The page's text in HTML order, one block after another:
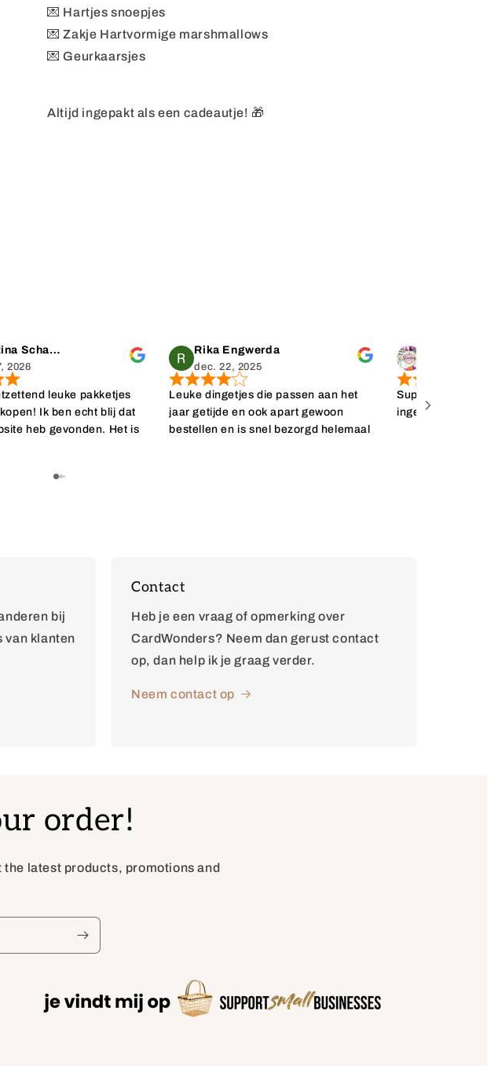
💌 Hartjes snoepjes
💌 Zakje Hartvormige marshmallows
💌 Geurkaarsjes
Altijd ingepakt als een cadeautje! 🎁
Christina Schaap
2026
leuke pakketjes
Ik ben echt blij dat
heb gevonden. Het is
ook nog eens superleuk
Rika Engwerda
dec. 22, 2025
Leuke dingetjes die passen aan het
jaar getijde en ook apart gewoon
bestellen en is snel bezorgd helemaal
Super snelle
ingepakt. Erg
bij
van klanten
Contact
Heb je een vraag of opmerking over
CardWonders? Neem dan gerust contact
op, dan help ik je graag verder.
Neem contact op
order!
latest products, promotions and